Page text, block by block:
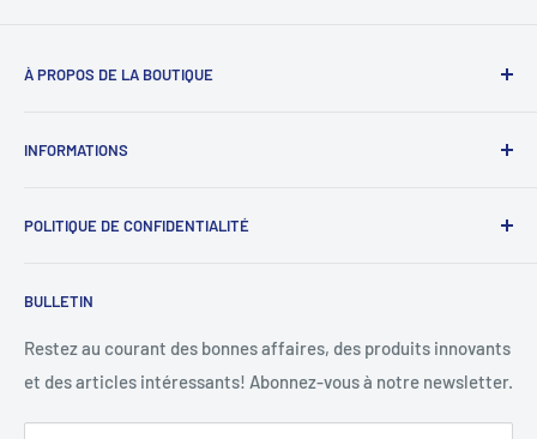
À PROPOS DE LA BOUTIQUE
09 : 00h - 18 : 00h.Sans interruption.
INFORMATIONS
Rejoignez-nous
SAV WhatsApp : 07 68 88 02 12
Conditions d'utilisation
Politique de remboursement
POLITIQUE DE CONFIDENTIALITÉ
BULLETIN
Restez au courant des bonnes affaires, des produits innovants
et des articles intéressants! Abonnez-vous à notre newsletter.